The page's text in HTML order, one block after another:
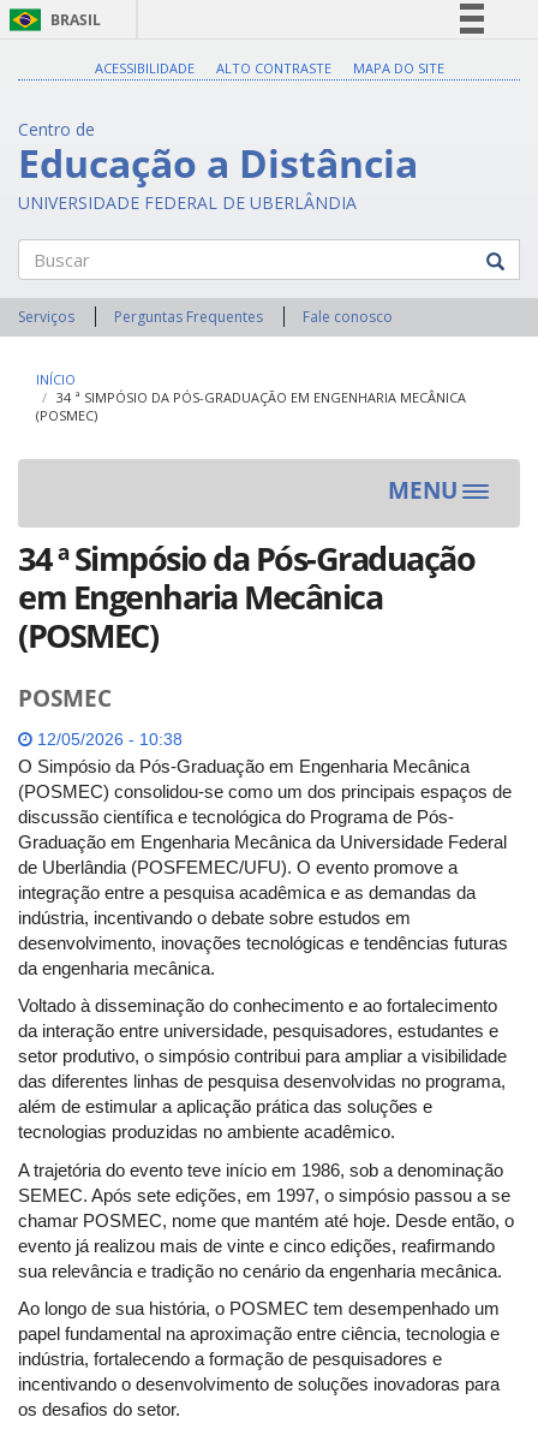
BRASIL
Acesso à informação
Legislação
Canais
ACESSIBILIDADE ALTO CONTRASTE MAPA DO SITE
Centro de
Educação a Distância
UNIVERSIDADE FEDERAL DE UBERLÂNDIA
Buscar
Serviços Perguntas Frequentes Fale conosco
INÍCIO
34 ª SIMPÓSIO DA PÓS-GRADUAÇÃO EM ENGENHARIA MECÂNICA
(POSMEC)
MENU
Toggle
34 ª Simpósio da Pós-Graduação
em Engenharia Mecânica
(POSMEC)
POSMEC
12/05/2026 - 10:38
O Simpósio da Pós-Graduação em Engenharia Mecânica
(POSMEC) consolidou-se como um dos principais espaços de
discussão científica e tecnológica do Programa de Pós-
Graduação em Engenharia Mecânica da Universidade Federal
de Uberlândia (POSFEMEC/UFU). O evento promove a
integração entre a pesquisa acadêmica e as demandas da
indústria, incentivando o debate sobre estudos em
desenvolvimento, inovações tecnológicas e tendências futuras
da engenharia mecânica.
Voltado à disseminação do conhecimento e ao fortalecimento
da interação entre universidade, pesquisadores, estudantes e
setor produtivo, o simpósio contribui para ampliar a visibilidade
das diferentes linhas de pesquisa desenvolvidas no programa,
além de estimular a aplicação prática das soluções e
tecnologias produzidas no ambiente acadêmico.
A trajetória do evento teve início em 1986, sob a denominação
SEMEC. Após sete edições, em 1997, o simpósio passou a se
chamar POSMEC, nome que mantém até hoje. Desde então, o
evento já realizou mais de vinte e cinco edições, reafirmando
sua relevância e tradição no cenário da engenharia mecânica.
Ao longo de sua história, o POSMEC tem desempenhado um
papel fundamental na aproximação entre ciência, tecnologia e
indústria, fortalecendo a formação de pesquisadores e
incentivando o desenvolvimento de soluções inovadoras para
os desafios do setor.